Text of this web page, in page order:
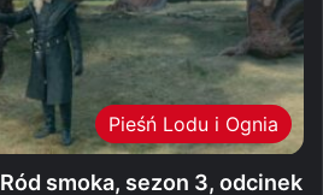
Pieśń Lodu i Ognia
smoka, sezon 3, odcinek